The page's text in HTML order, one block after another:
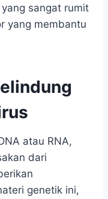
sangat rumit
yang membantu
atau RNA,
dari
genetik ini,